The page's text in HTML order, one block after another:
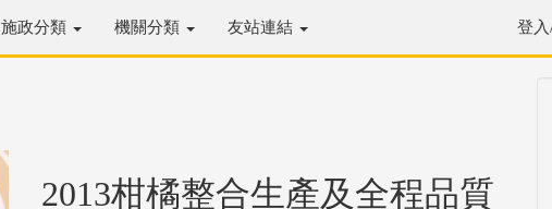
施政分類 機關分類 友站連結 登
2013柑橘整合生產及全程品質